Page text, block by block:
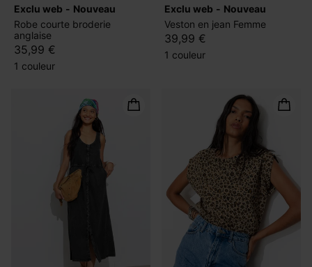
exclu web
nouveau
Robe courte broderie
anglaise
35,99 €
1 couleur
exclu web
nouveau
Veston en jean Femme
39,99 €
1 couleur